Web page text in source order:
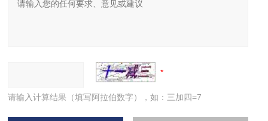
请输入计算结果（填写阿拉伯数字），如：三加四=7